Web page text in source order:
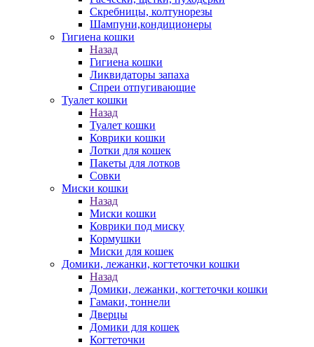
Скребницы, колтунорезы
Шампуни,кондиционеры
Гигиена кошки
Назад
Гигиена кошки
Ликвидаторы запаха
Спреи отпугивающие
Туалет кошки
Назад
Туалет кошки
Коврики кошки
Лотки для кошек
Пакеты для лотков
Совки
Миски кошки
Назад
Миски кошки
Коврики под миску
Кормушки
Миски для кошек
Домики, лежанки, когтеточки кошки
Назад
Домики, лежанки, когтеточки кошки
Гамаки, тоннели
Дверцы
Домики для кошек
Когтеточки